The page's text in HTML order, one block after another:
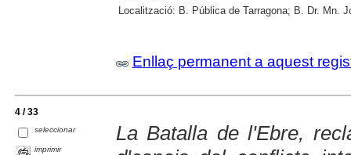
Localització: B. Pública de Tarragona; B. Dr. Mn.
Enllaç permanent a aquest
4 / 33
seleccionar
imprimir
La Batalla de l'Ebre,